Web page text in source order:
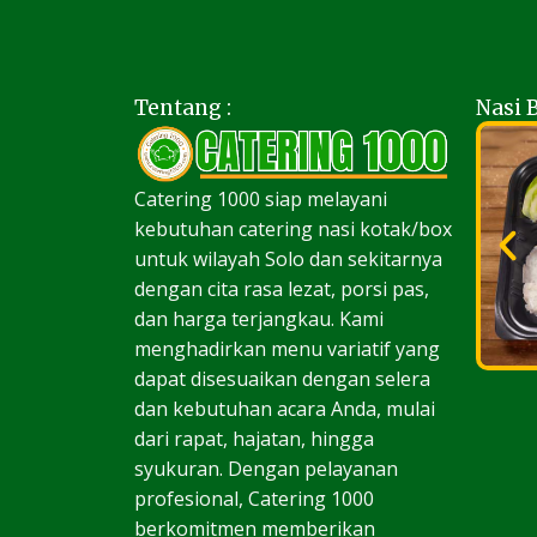
Tentang :
Catering 1000 siap melayani
kebutuhan catering nasi kotak/box
untuk wilayah Solo dan sekitarnya
dengan cita rasa lezat, porsi pas,
dan harga terjangkau. Kami
menghadirkan menu variatif yang
dapat disesuaikan dengan selera
dan kebutuhan acara Anda, mulai
dari rapat, hajatan, hingga
syukuran. Dengan pelayanan
profesional, Catering 1000
berkomitmen memberikan
Nasi